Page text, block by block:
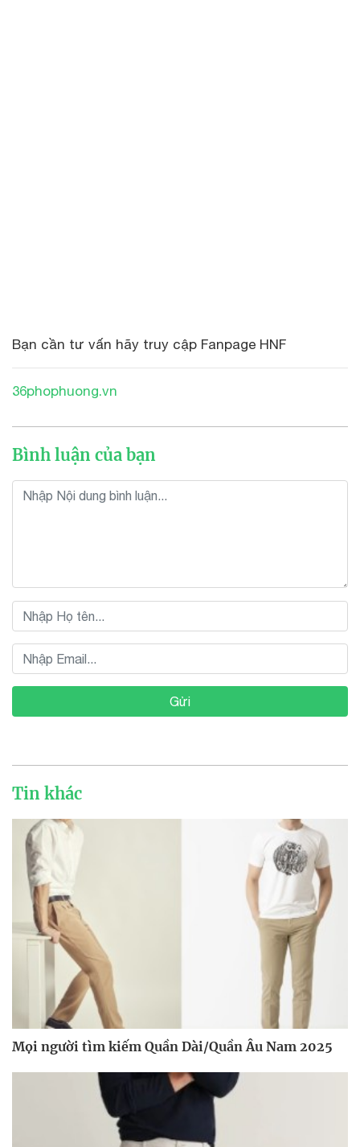
Bạn cần tư vấn hãy truy cập Fanpage HNF
36phophuong.vn
Bình luận của bạn
Gửi
Tin khác
Mọi người tìm kiếm Quần Dài/Quần Âu Nam 2025